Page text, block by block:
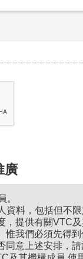
廣
。
資料，包括但不
，提供有關VTC
惟我們必須先得
同意上述安排，